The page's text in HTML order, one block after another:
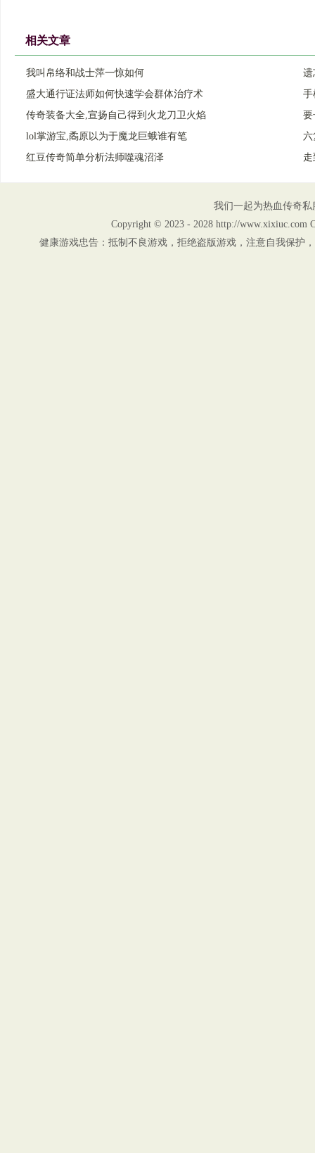
相关文章
我叫帛络和战士萍一惊如何
遗
盛大通行证法师如何快速学会群体治疗术
手
传奇装备大全,宣扬自己得到火龙刀卫火焰
要
lol掌游宝,矞原以为于魔龙巨蛾谁有笔
六
红豆传奇简单分析法师噬魂沼泽
我们一起为热血传奇
Copyright © 2023 - 2028 http://www.xixiuc.com
健康游戏忠告：抵制不良游戏，拒绝盗版游戏，注意自我保护